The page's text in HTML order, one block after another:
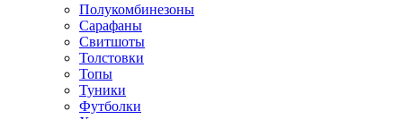
Полукомбинезоны
Сарафаны
Свитшоты
Толстовки
Топы
Туники
Футболки